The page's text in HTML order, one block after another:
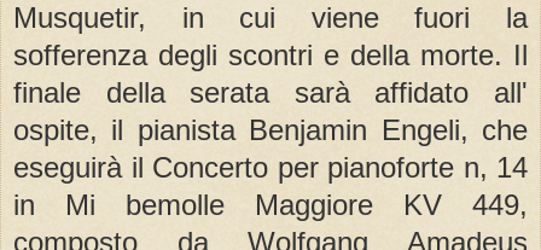
Musquetir, in cui viene fuori la
sofferenza degli scontri e della morte. Il
finale della serata sarà affidato all'
ospite, il pianista Benjamin Engeli, che
eseguirà il Concerto per pianoforte n, 14
in Mi bemolle Maggiore KV 449,
composto da Wolfgang Amadeus